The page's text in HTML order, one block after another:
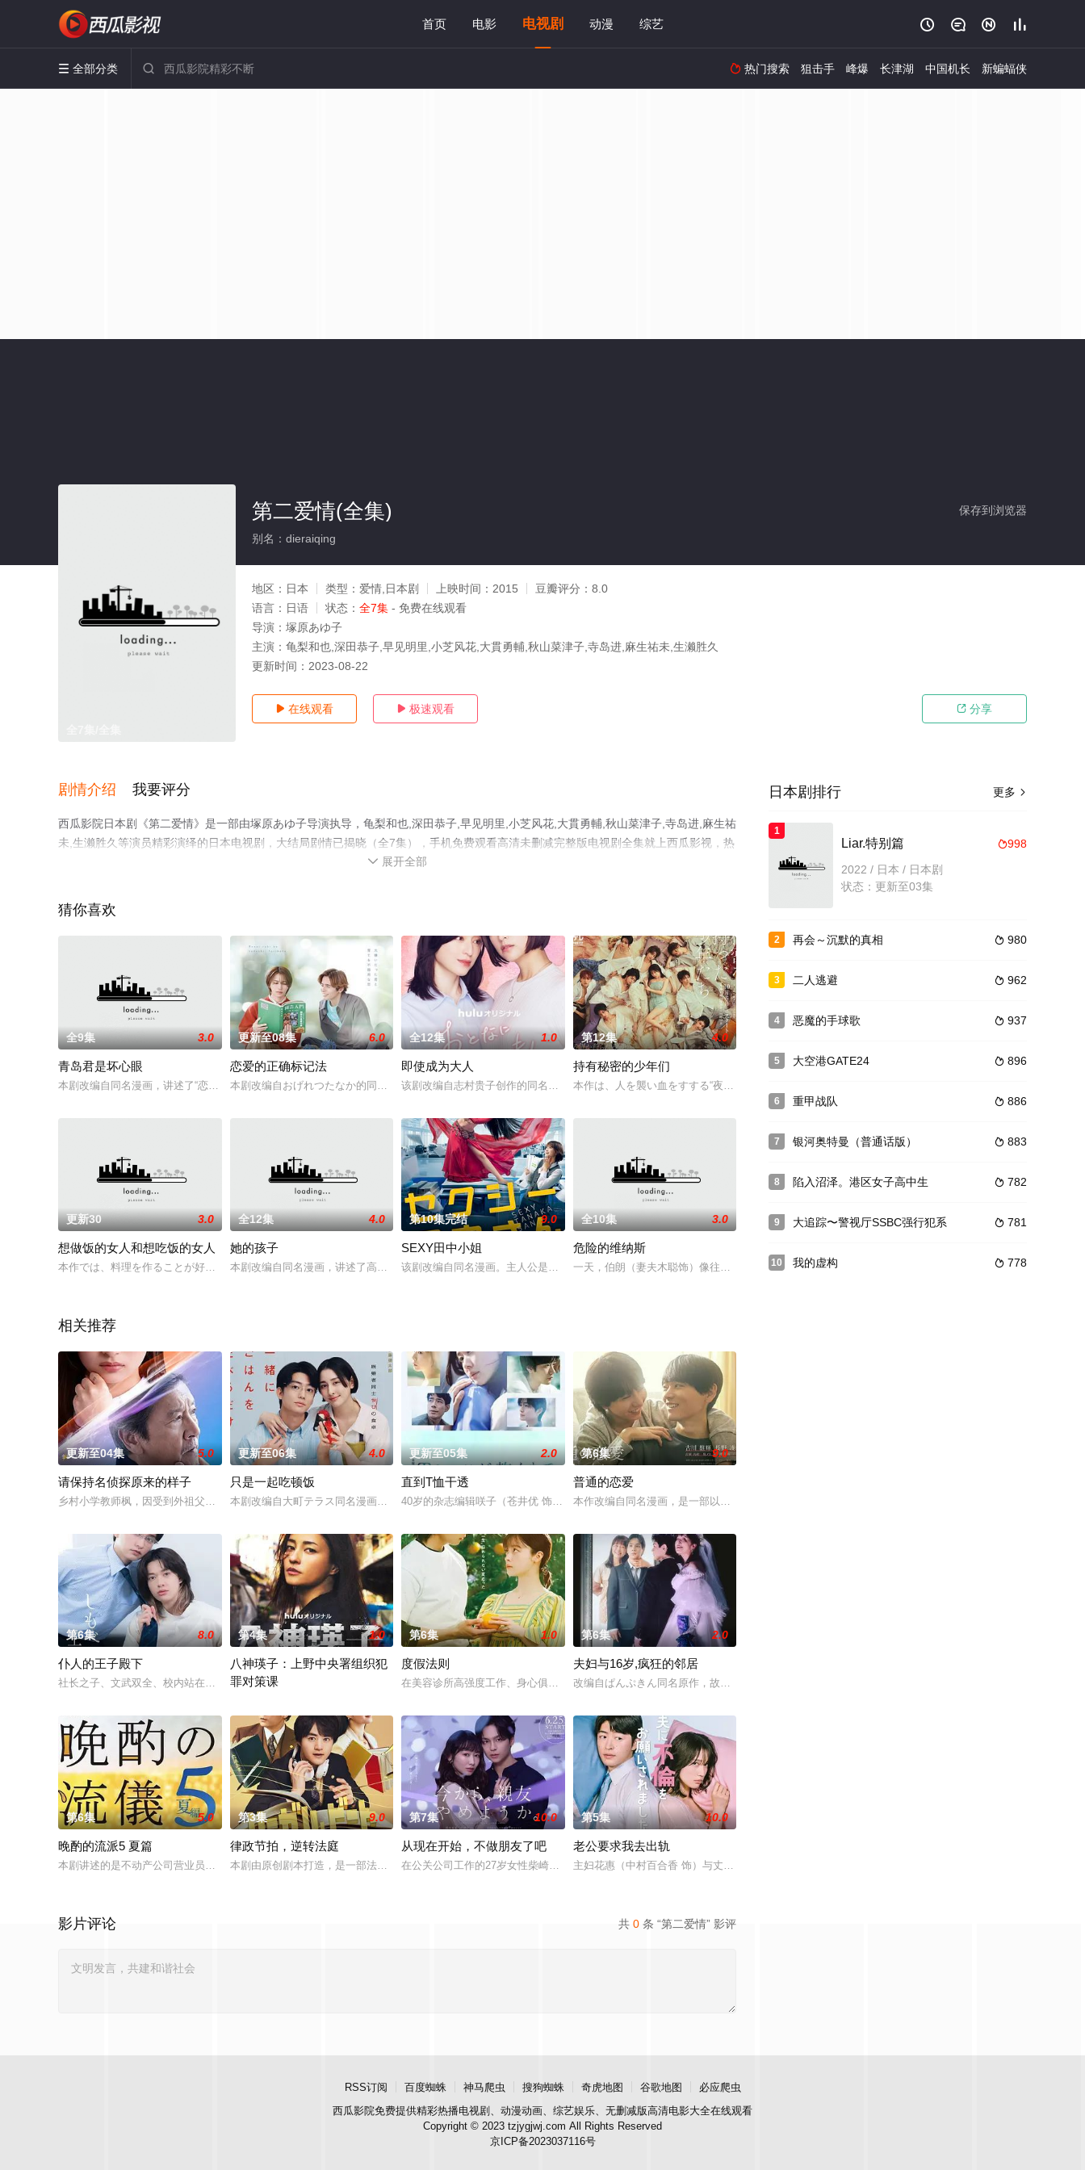
首页 电影 电视剧 动漫 综艺    
 全部分类   热门搜索 狙击手 峰爆 长津湖 中国机长 新蝙蝠侠
保存到浏览器
第二爱情(全集)
别名：dieraiqing
地区： 日本 类型： 爱情,日本剧 上映时间： 2015 豆瓣评分： 8.0
语言： 日语 状态： 全7集 - 免费在线观看
导演： 塚原あゆ子
主演： 龟梨和也,深田恭子,早见明里,小芝风花,大貫勇輔,秋山菜津子,寺岛进,麻生祐未,生濑胜久
更新时间： 2023-08-22
 在线观看  极速观看  分享
剧情介绍 我要评分
西瓜影院日本剧《第二爱情》是一部由塚原あゆ子导演执导，龟梨和也,深田恭子,早见明里,小芝风花,大貫勇輔,秋山菜津子,寺岛进,麻生祐
未,生濑胜久等演员精彩演绎的日本电视剧，大结局剧情已揭晓（全7集），手机免费观看高清未删减完整版电视剧全集就上西瓜影视，热
播电视剧提前免费观看，更多剧情信息可移步至豆瓣电视剧、电视猫或剧情网等平台了解。
 展开全部
猜你喜欢
全9集 3.0
青岛君是坏心眼
本剧改编自同名漫画，讲述了“恋爱不需要主义”的傲娇绝食系帅哥男子与脱离恋爱的35岁的干物系女子之间的“协定恋爱”的“超”王
更新至08集 6.0
恋爱的正确标记法
本剧改编自おげれつたなか的同名漫画单篇，讲述两位性格笨拙却认真面对爱情的男性之间，一段甜蜜而哀伤的爱情故事。主人公铃木弘（
全12集 1.0
即使成为大人
该剧改编自志村贵子创作的同名漫画，讲述作为小学教师的已婚女性绫乃（山本美月 饰），在久未光临的常去餐酒吧里，被朱里（栗山千
第12集 4.0
持有秘密的少年们
本作は、人を襲い血をすする“夜行（やこう）”という存在になってしまった少年と少女の残酷な運命を描く
更新30 3.0
想做饭的女人和想吃饭的女人
本作では、料理を作ることが好きな野本ユキと食べることが好きな春日十々子の日常や交流を通して、女性を取り巻く現実、女性同士の
全12集 4.0
她的孩子
本剧改编自同名漫画，讲述了高中2年级的川上福，和青梅竹马的恋人月岛宝，父母也公认两人的关系，两人分别上不同的高中，度过了平
第10集完结 9.0
SEXY田中小姐
该剧改编自同名漫画。主人公是工作很优秀，却没有朋友和恋人，被周围人视为怪人的会计部40岁左右的OL·田中京子。但是，实际上
全10集 3.0
危险的维纳斯
一天，伯朗（妻夫木聪饰）像往常一样在宠物医院坐诊，一个自称是他弟媳的神秘女子小枫（吉高由里子饰）
相关推荐
更新至04集 5.0
请保持名侦探原来的样子
乡村小学教师枫，因受到外祖父的影响，自幼便是坚定的推理迷。如今外祖父身患路易体痴呆症，常常能看到一些常人无法察觉的诡异幻觉
更新至06集 4.0
只是一起吃顿饭
本剧改编自大町テラス同名漫画，描绘了过着不满足日常生活的已婚男女以“美味”为契机相互吸引的爱情故事。身为料理讲师的泽田多树
更新至05集 2.0
直到T恤干透
40岁的杂志编辑咲子（苍井优 饰）原本深信自己拥有美满的婚姻，但在卷入一场事故后，她意外发现丈夫在每个月“第3个星期五”都
第6集 9.0
普通的恋爱
本作改编自同名漫画，是一部以处于上下级关系的文原一良与东庆伊为中心，讲述这两个笨拙之人寻觅属于自
第6集 8.0
仆人的王子殿下
社长之子、文武双全、校内站在金字塔顶端的五藤直也（小川饰），以及每天被他使唤来使唤去、身处底层阴角的高明（濑户饰）。即使面
第4集 1.0
八神瑛子：上野中央署组织犯
罪对策课
第6集 1.0
度假法则
在美容诊所高强度工作、身心俱疲的星野绿（桥本环奈 饰），因诊所突然倒闭而失业。在哥哥的建议下，她来到已故祖母留下的海边别墅
第6集 2.0
夫妇与16岁,疯狂的邻居
改编自ぱんぷきん同名原作，故事以在小公寓里过着新婚生活的公司职员・野村纮为中心展开。在与妻子冴吵
第6集 5.0
晚酌的流派5 夏篇
本剧讲述的是不动产公司营业员伊泽美幸（栗山千明 饰）围绕“如何在一天结束时把酒喝得最美味”这一人生信条，展开的日常奋斗。她
第3集 9.0
律政节拍，逆转法庭
本剧由原创剧本打造，是一部法律剧，讲述患有口吃的新人律师，与前辈律师及所长律师一同拾起委托人“无法说出口的声音”，揭开被隐
第7集 10.0
从现在开始，不做朋友了吧
在公关公司工作的27岁女性柴崎希麻里性格开朗直率，却因与历任男友在性生活的不合而深陷情感创伤。面对身边朋友接连结婚的焦虑，
第5集 10.0
老公要求我去出轨
主妇花惠（中村百合香 饰）与丈夫弘树（佐野玲於 饰）及4岁女儿看似幸福，却面临着丧偶式育儿与长达5年的
共 0 条 “第二爱情” 影评
影片评论
更多 
日本剧排行
1
998
Liar.特别篇
2022 / 日本 / 日本剧
状态：更新至03集
2  980
再会～沉默的真相
3  962
二人逃避
4  937
恶魔的手球歌
5  896
大空港GATE24
6  886
重甲战队
7  883
银河奥特曼（普通话版）
8  782
陷入沼泽。港区女子高中生
9  781
大追踪〜警视厅SSBC强行犯系
10  778
我的虚构
RSS订阅 百度蜘蛛 神马爬虫 搜狗蜘蛛 奇虎地图 谷歌地图
必应爬虫
西瓜影院免费提供精彩热播电视剧、动漫动画、综艺娱乐、无删减版高清电影大全在线观看
Copyright © 2023 tzjygjwj.com All Rights Reserved
京ICP备2023037116号